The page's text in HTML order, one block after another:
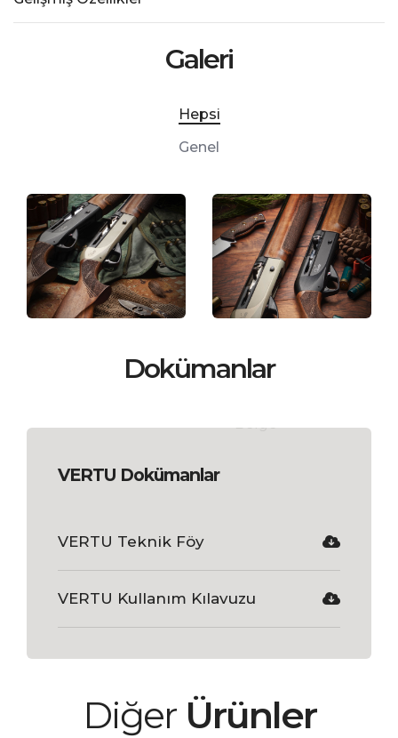
Galeri
Hepsi
Genel
Dokümanlar
VERTU Dokümanlar
VERTU Teknik Föy
VERTU Kullanım Kılavuzu
Diğer Ürünler